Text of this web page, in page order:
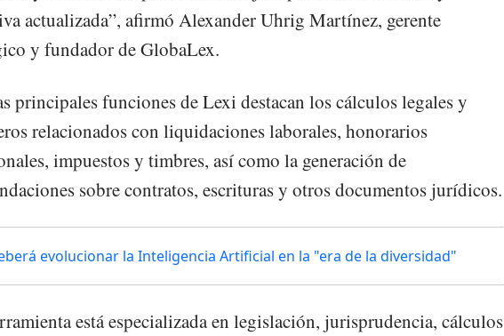
actualizada”, afirmó Alexander Uhrig Martínez, gerente
y fundador de GlobaLex.
principales funciones de Lexi destacan los cálculos legales y
relacionados con liquidaciones laborales, honorarios
impuestos y timbres, así como la generación de
sobre contratos, escrituras y otros documentos jurídicos.
evolucionar la Inteligencia Artificial en la "era de la diversidad"
está especializada en legislación, jurisprudencia, cálculos